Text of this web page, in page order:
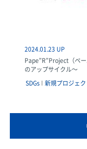
2024.01.23 UP
Pape”R”Project（ペ
のアップサイクル～
SDGs
新規プロジェク